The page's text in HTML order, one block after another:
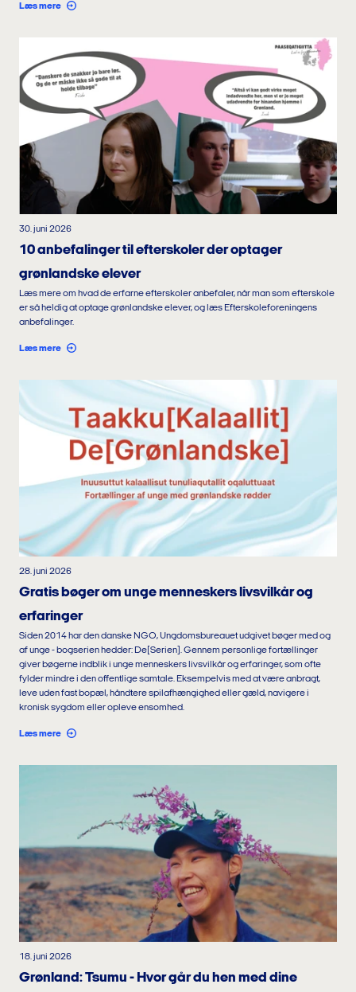
Læs mere
30. juni 2026
10 anbefalinger til efterskoler der optager
grønlandske elever
Læs mere om hvad de erfarne efterskoler anbefaler, når man som efterskole
er så heldig at optage grønlandske elever, og læs Efterskoleforeningens
anbefalinger.
Læs mere
28. juni 2026
Gratis bøger om unge menneskers livsvilkår og
erfaringer
Siden 2014 har den danske NGO, Ungdomsbureauet udgivet bøger med og
af unge - bogserien hedder: De[Serien]. Gennem personlige fortællinger
giver bøgerne indblik i unge menneskers livsvilkår og erfaringer, som ofte
fylder mindre i den offentlige samtale. Eksempelvis med at være anbragt,
leve uden fast bopæl, håndtere spilafhængighed eller gæld, navigere i
kronisk sygdom eller opleve ensomhed.
Læs mere
18. juni 2026
Grønland: Tsumu - Hvor går du hen med dine